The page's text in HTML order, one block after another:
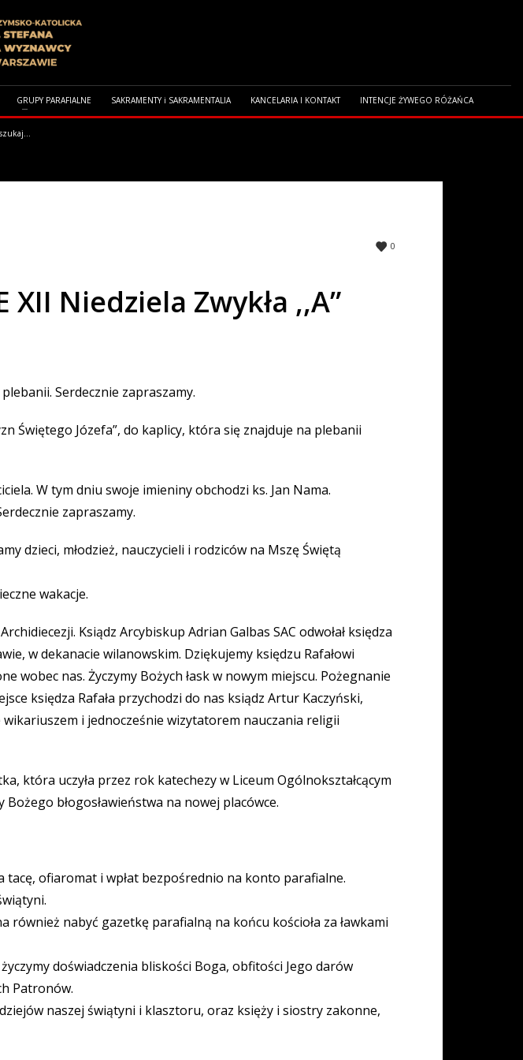
GRUPY PARAFIALNE SAKRAMENTY i SAKRAMENTALIA KANCELARIA I KONTAKT INTENCJE ŻYWEGO RÓŻAŃCA
0
XII Niedziela Zwykła ,,A”
Serdecznie zapraszamy.
Świętego Józefa”, do kaplicy, która się znajduje na plebanii
W tym dniu swoje imieniny obchodzi ks. Jan Nama.
zapraszamy.
dzieci, młodzież, nauczycieli i rodziców na Mszę Świętą
wakacje.
Ksiądz Arcybiskup Adrian Galbas SAC odwołał księdza
w dekanacie wilanowskim. Dziękujemy księdzu Rafałowi
wobec nas. Życzymy Bożych łask w nowym miejscu. Pożegnanie
księdza Rafała przychodzi do nas ksiądz Artur Kaczyński,
i jednocześnie wizytatorem nauczania religii
która uczyła przez rok katechezy w Liceum Ogólnokształcącym
błogosławieństwa na nowej placówce.
tacę, ofiaromat i wpłat bezpośrednio na konto parafialne.
nabyć gazetkę parafialną na końcu kościoła za ławkami
doświadczenia bliskości Boga, obfitości Jego darów
Patronów.
naszej świątyni i klasztoru, oraz księży i siostry zakonne,